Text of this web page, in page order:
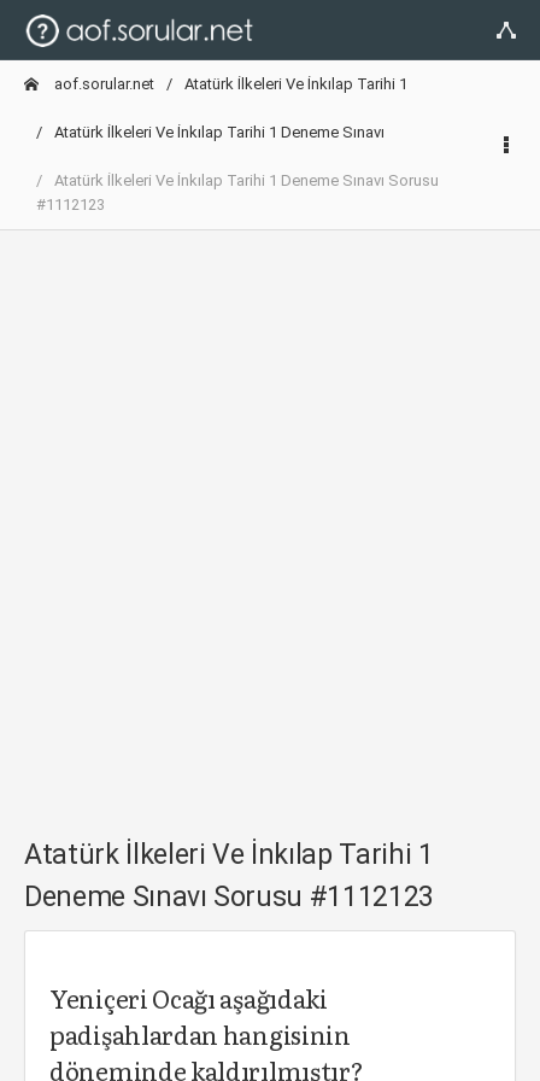
aof.sorular.net Atatürk İlkeleri Ve İnkılap Tarihi 1
Atatürk İlkeleri Ve İnkılap Tarihi 1 Deneme Sınavı
Atatürk İlkeleri Ve İnkılap Tarihi 1 Deneme Sınavı Sorusu
#1112123
Atatürk İlkeleri Ve İnkılap Tarihi 1
Deneme Sınavı Sorusu #1112123
Yeniçeri Ocağı aşağıdaki
padişahlardan hangisinin
döneminde kaldırılmıştır?